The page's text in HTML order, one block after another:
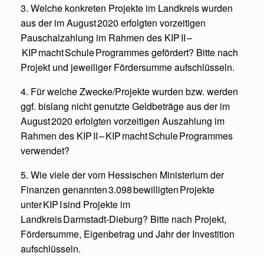
3. Welche konkreten Projekte im Landkreis wurden
aus der im August 2020 erfolgten vorzeitigen
Pauschalzahlung im Rahmen des KIP II –
KIP macht Schule Programmes gefördert? Bitte nach
Projekt und jeweiliger Fördersumme aufschlüsseln.
4. Für welche Zwecke/Projekte wurden bzw. werden
ggf. bislang nicht genutzte Geldbeträge aus der im
August 2020 erfolgten vorzeitigen Auszahlung im
Rahmen des KIP II – KIP macht Schule Programmes
verwendet?
5. Wie viele der vom Hessischen Ministerium der
Finanzen genannten 3.098 bewilligten Projekte
unter KIP I sind Projekte im
Landkreis Darmstadt‑Dieburg? Bitte nach Projekt,
Fördersumme, Eigenbetrag und Jahr der Investition
aufschlüsseln.